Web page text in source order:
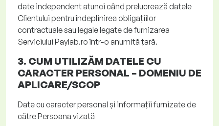
date independent atunci când prelucrează datele
Clientului pentru îndeplinirea obligațiilor
contractuale sau legale legate de furnizarea
Serviciului Paylab.roîntr-o anumită țară.
3. CUM UTILIZĂM DATELE CU
CARACTER PERSONAL – DOMENIU DE
APLICARE/SCOP
Date cu caracter personal și informații furnizate de
către Persoana vizată